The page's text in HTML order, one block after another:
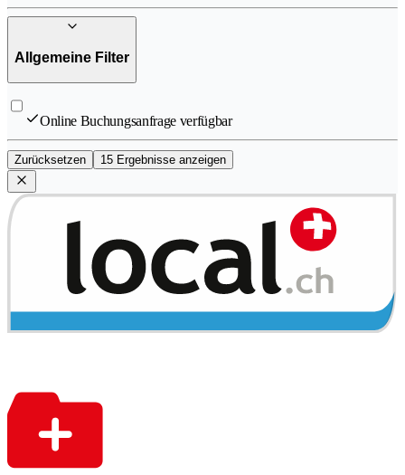
Allgemeine Filter
Online Buchungsanfrage verfügbar
Zurücksetzen 15 Ergebnisse anzeigen